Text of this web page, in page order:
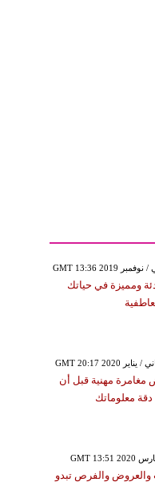
ومميزة في حياتك
مهنية قبل أن
دقة معلوماتك
والعروض والفرص تبدو